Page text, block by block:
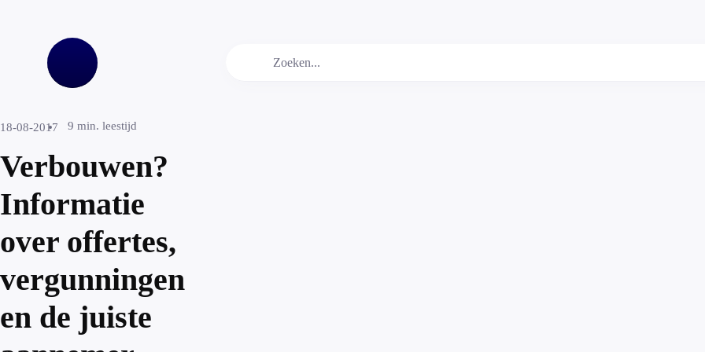
18-08-2017 9 min. leestijd
Verbouwen?
Informatie
over offertes,
vergunningen
en de juiste